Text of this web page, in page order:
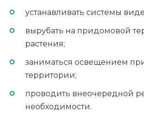
устанавливать системы
вырубать на придомовой
растения;
заниматься освещением
территории;
проводить внеочередной
необходимости.